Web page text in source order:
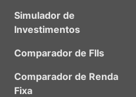
Simulador de
Investimentos
Comparador de FIIs
Comparador de Renda
Fixa